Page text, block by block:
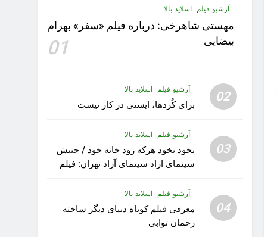
آرشیو فیلم اسلاید بالا
مهستى شاهرخى:‌ درباره فيلم «سفر» بهرام
بیضایی
01
02 آرشیو فیلم اسلاید بالا
برای کُردها، ایستی در کار نیست
03
آرشیو فیلم اسلاید بالا
نخود نخود هرکه رود خانه خود / جنبش
سینمای ازاد سینمای آزاد تهران: فیلم
04
آرشیو فیلم اسلاید بالا
معرفی فیلم کوتاه دنیای دیگر ساخته
رحمان توابی